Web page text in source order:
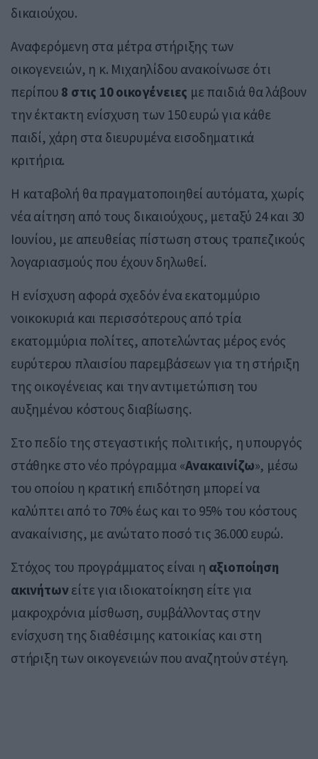
δικαιούχου.
Αναφερόμενη στα μέτρα στήριξης των
οικογενειών, η κ. Μιχαηλίδου ανακοίνωσε ότι
περίπου 8 στις 10 οικογένειες με παιδιά θα λάβουν
την έκτακτη ενίσχυση των 150 ευρώ για κάθε
παιδί, χάρη στα διευρυμένα εισοδηματικά
κριτήρια.
Η καταβολή θα πραγματοποιηθεί αυτόματα, χωρίς
νέα αίτηση από τους δικαιούχους, μεταξύ 24 και 30
Ιουνίου, με απευθείας πίστωση στους τραπεζικούς
λογαριασμούς που έχουν δηλωθεί.
Η ενίσχυση αφορά σχεδόν ένα εκατομμύριο
νοικοκυριά και περισσότερους από τρία
εκατομμύρια πολίτες, αποτελώντας μέρος ενός
ευρύτερου πλαισίου παρεμβάσεων για τη στήριξη
της οικογένειας και την αντιμετώπιση του
αυξημένου κόστους διαβίωσης.
Στο πεδίο της στεγαστικής πολιτικής, η υπουργός
στάθηκε στο νέο πρόγραμμα «Ανακαινίζω», μέσω
του οποίου η κρατική επιδότηση μπορεί να
καλύπτει από το 70% έως και το 95% του κόστους
ανακαίνισης, με ανώτατο ποσό τις 36.000 ευρώ.
Στόχος του προγράμματος είναι η αξιοποίηση
ακινήτωνείτε για ιδιοκατοίκηση είτε για
μακροχρόνια μίσθωση, συμβάλλοντας στην
ενίσχυση της διαθέσιμης κατοικίας και στη
στήριξη των οικογενειών που αναζητούν στέγη.